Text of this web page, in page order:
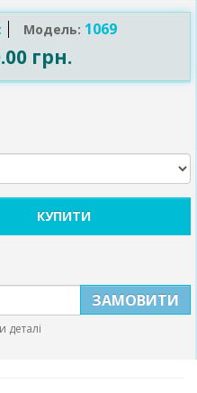
Модель: 1069
грн.
КУПИТИ
ЗАМОВИТИ